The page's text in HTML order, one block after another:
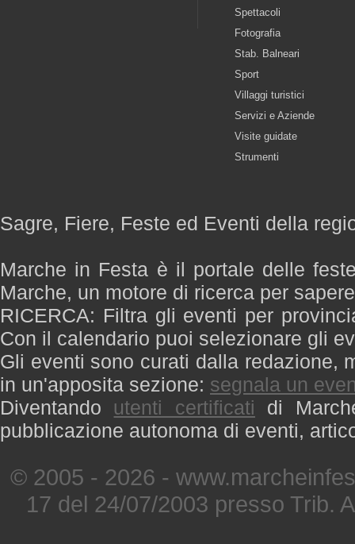
Spettacoli
Fotografia
Stab. Balneari
Sport
Villaggi turistici
Servizi e Aziende
Visite guidate
Strumenti
Sagre, Fiere, Feste ed Eventi della
Marche in Festa è il portale delle
Marche, un motore di ricerca per
RICERCA: Filtra gli eventi per
Con il calendario puoi selezionare gli
Gli eventi sono curati dalla redazione,
in un'apposita sezione: segnala un
Diventando utenti certificati di
pubblicazione autonoma di eventi,
© 2005 - 2026 -
17 del 24/07/2003 presso Trib.